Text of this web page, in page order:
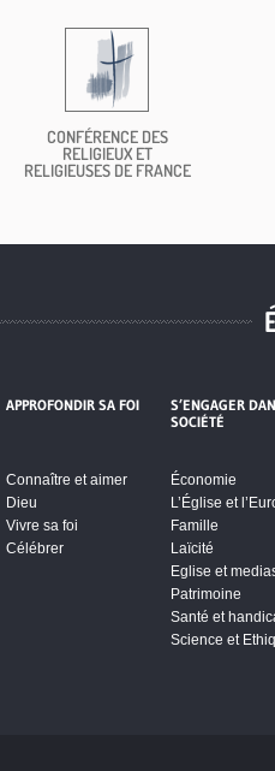
CONFÉRENCE DES
RELIGIEUX ET
RELIGIEUSES DE FRANCE
APPROFONDIR SA FOI
Connaître et aimer
Dieu
Vivre sa foi
Célébrer
S’ENGAGER
SOCIÉTÉ
Économie
L’Église et
Famille
Laïcité
Eglise et
Patrimoine
Santé et
Science et